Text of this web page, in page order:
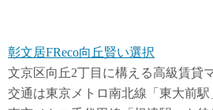
彰文居FReco向丘賢い選択
文京区向丘2丁目に構える高級賃貸
交通は東京メトロ南北線「東大前駅